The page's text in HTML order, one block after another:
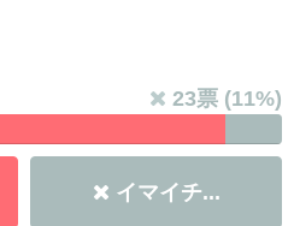
23票 (11%)
イマイチ...